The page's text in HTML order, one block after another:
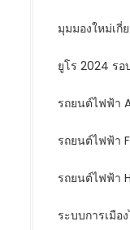
มุมมองใหม่เกี่
ยูโร 2024 รอ
รถยนต์ไฟฟ้า
รถยนต์ไฟฟ้า
รถยนต์ไฟฟ้า
ระบบการเมือ